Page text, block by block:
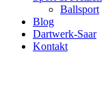
Ballsport
Blog
Dartwerk-Saar
Kontakt